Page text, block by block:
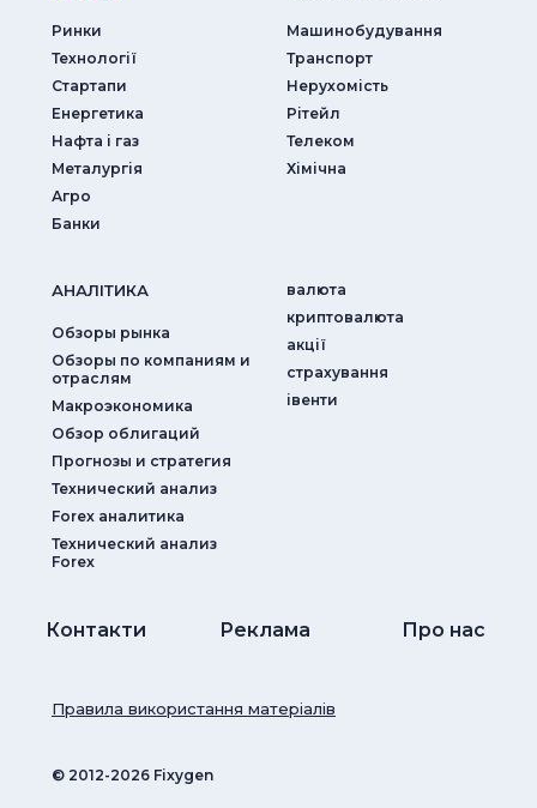
Ринки
Технології
Стартапи
Енергетика
Нафта і газ
Металургія
Агро
Банки
Машинобудування
Транспорт
Нерухомість
Рітейл
Телеком
Хімічна
АНАЛIТИКА
Обзоры рынка
Обзоры по компаниям и
отраслям
Макроэкономика
Обзор облигаций
Прогнозы и стратегия
Технический анализ
Forex аналитика
Технический анализ
Forex
валюта
криптовалюта
акції
страхування
iвенти
Контакти Реклама Про нас
© ‎2012-2026 Fixygen
Правила використання матеріалів